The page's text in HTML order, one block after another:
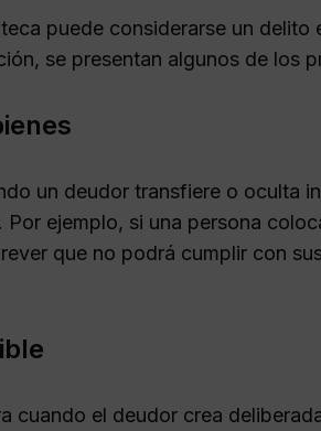
puede considerarse un
se presentan algunos de los
un deudor transfiere o oculta
ejemplo, si una persona
que no podrá cumplir con
cuando el deudor crea